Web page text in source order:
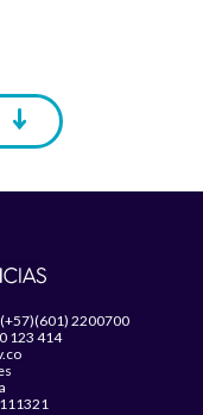
(+57)(601) 2200700
123 414